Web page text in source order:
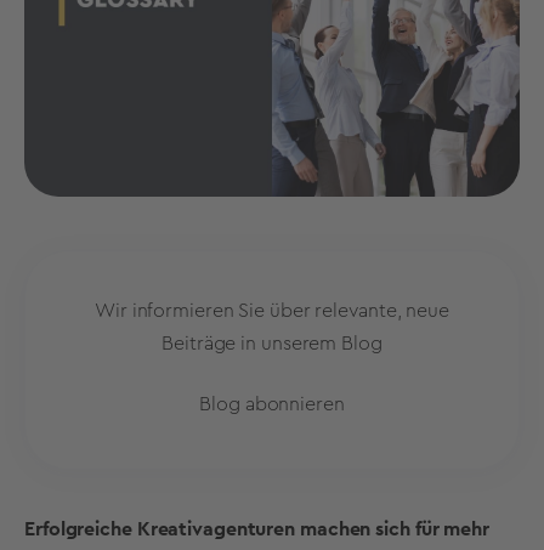
Wir informieren Sie über relevante, neue
Beiträge in unserem Blog
Blog abonnieren
Erfolgreiche Kreativagenturen machen sich für mehr